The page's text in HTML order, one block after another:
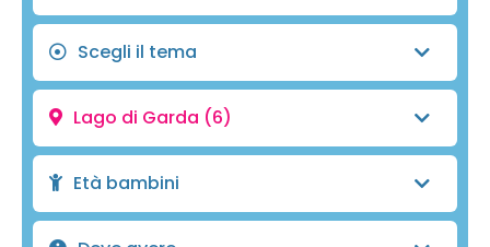
Scegli il tema
Lago di Garda (6)
Età bambini